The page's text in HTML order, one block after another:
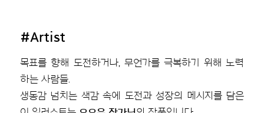
#Artist
목표를 향해 도전하거나, 무언가를 극복하기 위해 노력
하는 사람들.
생동감 넘치는 색감 속에 도전과 성장의 메시지를 담은